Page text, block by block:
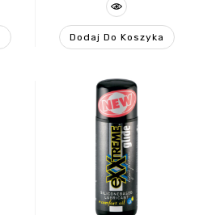
Dodaj Do Koszyka